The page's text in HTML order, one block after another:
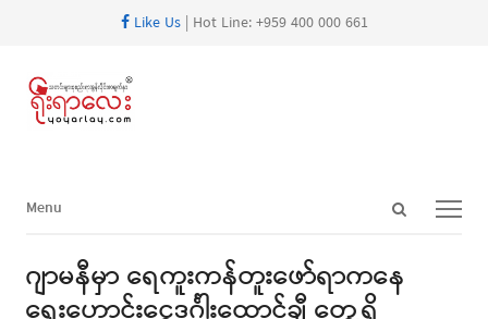
Like Us| Hot Line: +959 400 000 661
Open
Menu
Menu
ဂျာမနီမှာ ရေကူးကန်တူးဖော်ရာကနေ